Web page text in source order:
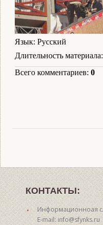
Язык: Русский
Длительность материала
Всего комментариев: 0
КОНТАКТЫ:
Информационноая
E-mail: info@sfynks.ru